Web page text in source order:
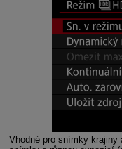
Vhodné pro snímky